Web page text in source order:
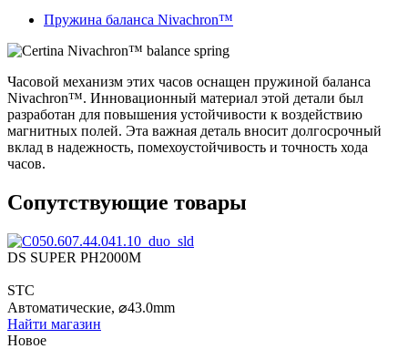
Пружина баланса Nivachron™
Часовой механизм этих часов оснащен пружиной баланса
Nivachron™. Инновационный материал этой детали был
разработан для повышения устойчивости к воздействию
магнитных полей. Эта важная деталь вносит долгосрочный
вклад в надежность, помехоустойчивость и точность хода
часов.
Сопутствующие товары
DS SUPER PH2000M
STC
Автоматические, ⌀43.0mm
Найти магазин
Новое